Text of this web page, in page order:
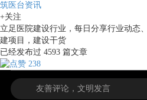
筑医台资讯
+关注
立足医院建设行业，每日分享行业动态
建项目，建设干货
已经发布过 4593 篇文章
238